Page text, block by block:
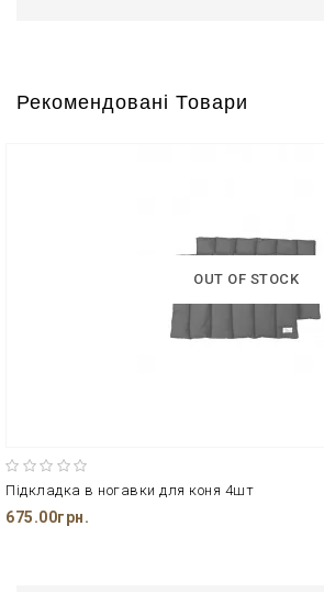
Рекомендовані Товари
OUT OF STOCK
Підкладка в ногавки для коня 4шт
675.00грн.